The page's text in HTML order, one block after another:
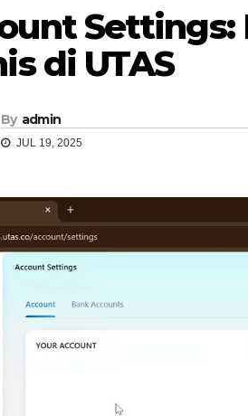
di UTAS
By admin
JUL 19, 2025